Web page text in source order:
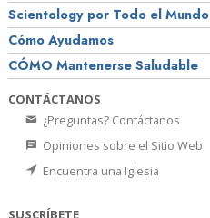
Scientology por Todo el Mundo
Cómo Ayudamos
CÓMO Mantenerse Saludable
CONTÁCTANOS
¿Preguntas? Contáctanos
Opiniones sobre el Sitio Web
Encuentra una Iglesia